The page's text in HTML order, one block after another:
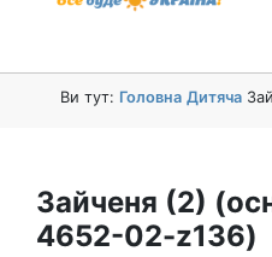
Ви тут: Головна Дитяча
Зайченя (2)
4652-02-z136)